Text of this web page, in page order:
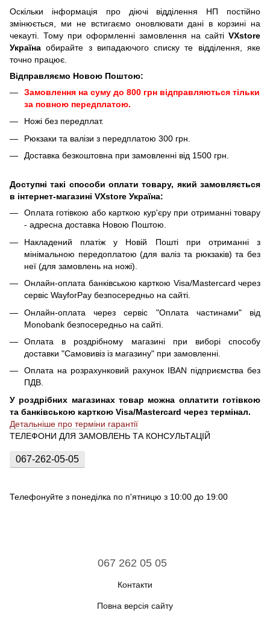
Оскільки інформація про діючі відділення НП постійно
змінюється, ми не встигаємо оновлювати дані в корзині на
чекауті. Тому при оформленні замовлення на сайті VXstore
Україна обирайте з випадаючого списку те відділення, яке
точно працює.
Відправляємо Новою Поштою:
Замовлення на суму до 800 грн відправляються тільки
за повною передплатою.
Ножі без передплат.
Рюкзаки та валізи з передплатою 300 грн.
Доставка безкоштовна при замовленні від 1500 грн.
Доступні такі способи оплати товару, який замовляється
в інтернет-магазині VXstore Україна:
Оплата готівкою або карткою кур'єру при отриманні товару
- адресна доставка Новою Поштою.
Накладений платіж у Новій Пошті при отриманні з
мінімальною передоплатою (для валіз та рюкзаків) та без
неї (для замовлень на ножі).
Онлайн-оплата банківською карткою Visa/Mastercard через
сервіс WayforPay безпосередньо на сайті.
Онлайн-оплата через сервіс "Оплата частинами" від
Monobank безпосередньо на сайті.
Оплата в роздрібному магазині при виборі способу
доставки "Самовивіз із магазину" при замовленні.
Оплата на розрахунковий рахунок IBAN підприємства без
ПДВ.
У роздрібних магазинах товар можна оплатити готівкою
та банківською карткою Visa/Mastercard через термінал.
Детальніше про терміни гарантії
ТЕЛЕФОНИ ДЛЯ ЗАМОВЛЕНЬ ТА КОНСУЛЬТАЦІЙ
067-262-05-05
Телефонуйте з понеділка по п'ятницю з 10:00 до 19:00
067 262 05 05
Контакти
Повна версія сайту